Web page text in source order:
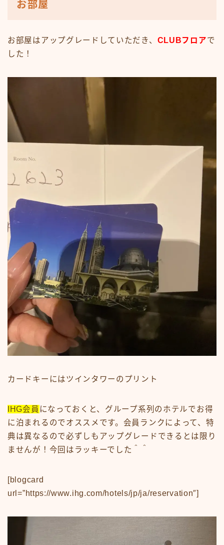
お部屋
お部屋はアップグレードしていただき、 CLUBフロアで
した！
カードキーにはツインタワーのプリント
IHG会員 になっておくと、グループ系列のホテルでお得
に泊まれるのでオススメです。会員ランクによって、特
典は異なるので必ずしもアップグレードできるとは限り
ませんが！今回はラッキーでした＾＾
[blogcard
url=”https://www.ihg.com/hotels/jp/ja/reservation″]